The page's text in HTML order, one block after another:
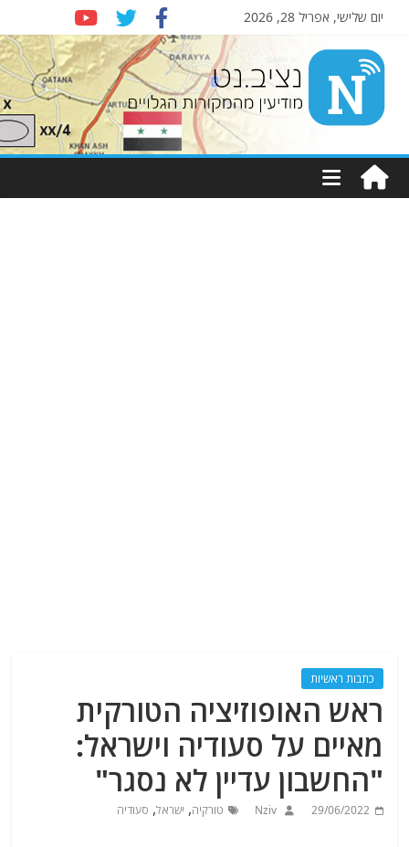
יום שלישי, אפריל 28, 2026
Nziv.net
מודיעין
מהמקורות
כתבות ראשיות
ראש האופוזיציה הטורקית
מאיים על סעודיה וישראל:
"החשבון עדיין לא נסגר"
29/06/2022
Nziv טורקיה, ישראל, סעודיה